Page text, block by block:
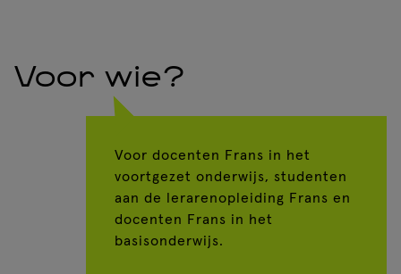
Voor wie?
Voor docenten Frans in het
voortgezet onderwijs, studenten
aan de lerarenopleiding Frans en
docenten Frans in het
basisonderwijs.